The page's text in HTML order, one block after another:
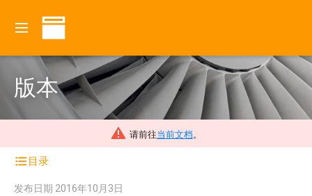
版本
请前往当前文档。
目录
发布日期 2016年10月3日